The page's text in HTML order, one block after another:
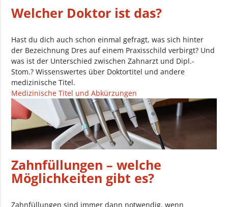
Welcher Doktor ist das?
Hast du dich auch schon einmal gefragt, was sich hinter
der Bezeichnung Dres auf einem Praxisschild verbirgt? Und
was ist der Unterschied zwischen Zahnarzt und Dipl.-
Stom.? Wissenswertes über Doktortitel und andere
medizinische Titel.
Medizinische Titel und Abkürzungen
Zahnfüllungen – welche
Möglichkeiten gibt es?
Zahnfüllungen sind immer dann notwendig, wenn